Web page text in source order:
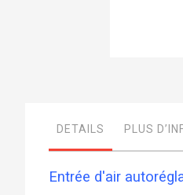
images
DETAILS
Entrée d'air
PLUS